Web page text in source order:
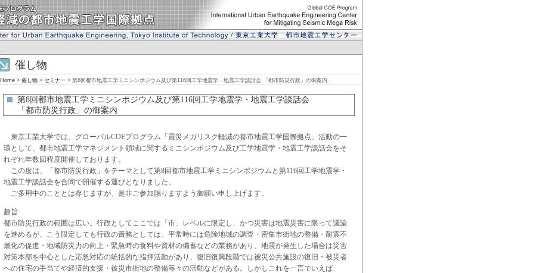
催し物
Home > 催し物 > セミナー > 第8回都市地震工学ミニシンポジウム及び第116回工学地震学・地震工学談話会 「都市防災行政」の御案内
第8回都市地震工学ミニシンポジウム及び第116回工学地震学・地震工学談話会
「都市防災行政」の御案内
東京工業大学では、グローバルCOEプログラム「震災メガリスク軽減の都市地震工学国際拠点」活動の一
環として、都市地震工学マネジメント領域に関するミニシンポジウム及び工学地震学・地震工学談話会をそ
れぞれ年数回程度開催しております。
この度は、「都市防災行政」をテーマとして第8回都市地震工学ミニシンポジウムと第116回工学地震学・
地震工学談話会を合同で開催する運びとなりました。
ご多用中のこととは存じますが、是非ご参加賜りますよう御願い申し上げます。
趣旨
都市防災行政の範囲は広い。行政としてここでは「市」レベルに限定し、かつ災害は地震災害に限って議論
を進めるが、こう限定しても行政の責務としては、平常時には危険地域の調査・密集市街地の整備・耐震不
燃化の促進・地域防災力の向上・緊急時の食料や資材の備蓄などの業務があり、地震が発生した場合は災害
対策本部を中心とした応急対応の統括的な指揮活動があり、復旧復興段階では被災公共施設の復旧・被災者
への住宅の手当てや経済的支援・被災市街地の整備等々の活動などがある。しかしこれを一言でいえば、